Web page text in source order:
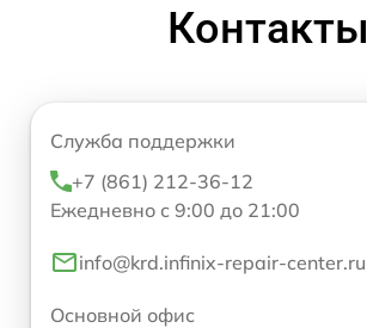
Контакты
Служба поддержки
+7 (861) 212-36-12
Ежедневно с 9:00 до 21:00
info@krd.infinix-repair-center.ru
Основной офис